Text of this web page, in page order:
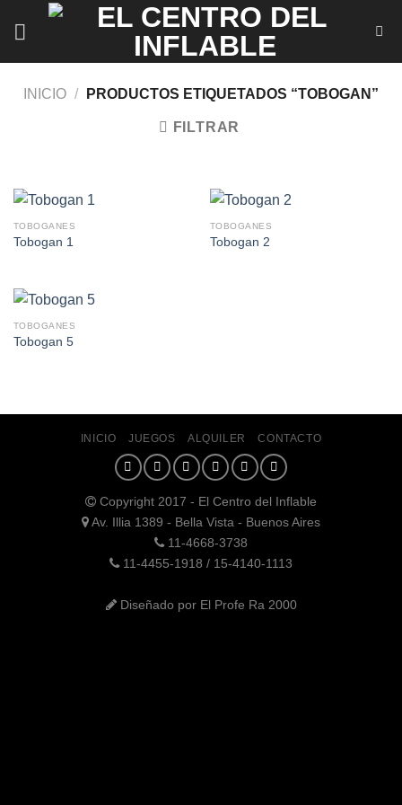
INICIO / PRODUCTOS ETIQUETADOS “TOBOGAN”
FILTRAR
TOBOGANES
Tobogan 1
TOBOGANES
Tobogan 2
TOBOGANES
Tobogan 5
INICIO JUEGOS ALQUILER CONTACTO
Copyright 2017 - El Centro del Inflable
Av. Illia 1389 - Bella Vista - Buenos Aires
11-4668-3738
11-4455-1918 / 15-4140-1113
Diseñado por El Profe Ra 2000